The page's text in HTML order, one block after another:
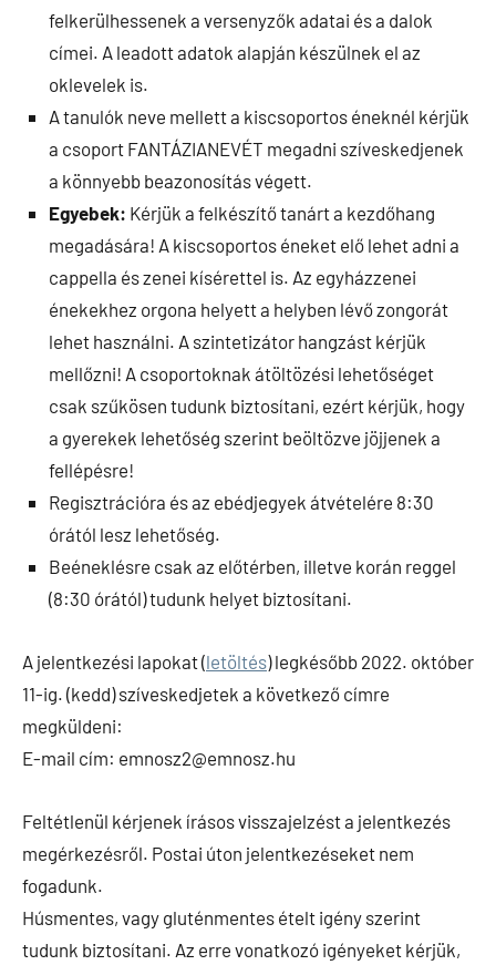
felkerülhessenek a versenyzők adatai és a dalok
címei. A leadott adatok alapján készülnek el az
oklevelek is.
A tanulók neve mellett a kiscsoportos éneknél kérjük
a csoport FANTÁZIANEVÉT megadni szíveskedjenek
a könnyebb beazonosítás végett.
Egyebek: Kérjük a felkészítő tanárt a kezdőhang
megadására! A kiscsoportos éneket elő lehet adni a
cappella és zenei kísérettel is. Az egyházzenei
énekekhez orgona helyett a helyben lévő zongorát
lehet használni. A szintetizátor hangzást kérjük
mellőzni! A csoportoknak átöltözési lehetőséget
csak szűkösen tudunk biztosítani, ezért kérjük, hogy
a gyerekek lehetőség szerint beöltözve jöjjenek a
fellépésre!
Regisztrációra és az ebédjegyek átvételére 8:30
órától lesz lehetőség.
Beéneklésre csak az előtérben, illetve korán reggel
(8:30 órától) tudunk helyet biztosítani.
A jelentkezési lapokat (letöltés) legkésőbb 2022. október
11-ig. (kedd) szíveskedjetek a következő címre
megküldeni:
E-mail cím: emnosz2@emnosz.hu
Feltétlenül kérjenek írásos visszajelzést a jelentkezés
megérkezésről. Postai úton jelentkezéseket nem
fogadunk.
Húsmentes, vagy gluténmentes ételt igény szerint
tudunk biztosítani. Az erre vonatkozó igényeket kérjük,